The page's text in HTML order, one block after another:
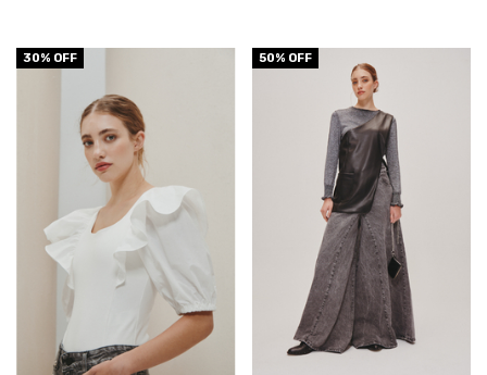
30% OFF 50% OFF